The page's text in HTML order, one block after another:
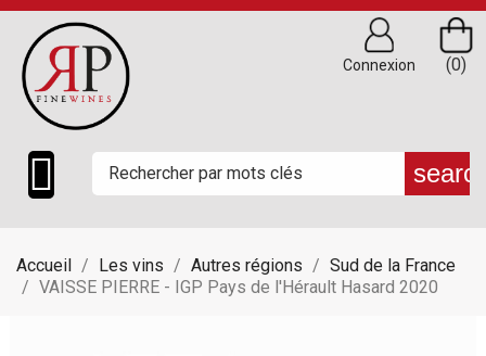

(0)
Connexion
Accueil Les vins Autres régions
Sud de la France
VAISSE PIERRE - IGP Pays de l'Hérault Hasard 2020